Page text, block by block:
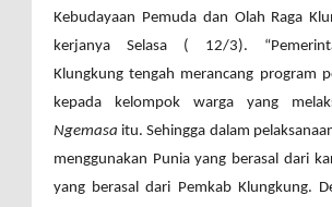
Kebudayaan Pemuda dan Olah Raga
kerjanya Selasa ( 12/3).
Klungkung tengah merancang program
kepada kelompok warga yang
Ngemasa itu. Sehingga dalam
menggunakan Punia yang berasal dari
yang berasal dari Pemkab Klungkung.